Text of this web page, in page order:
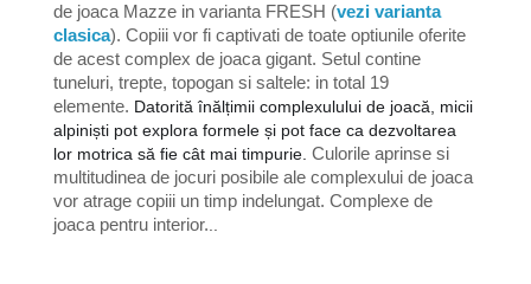
de joaca Mazze in varianta FRESH (vezi varianta
clasica). Copiii vor fi captivati de toate optiunile oferite
de acest complex de joaca gigant. Setul contine
tuneluri, trepte, topogan si saltele: in total 19
elemente. Datorită înălțimii complexulului de joacă, micii
alpiniști pot explora formele și pot face ca dezvoltarea
lor motrica să fie cât mai timpurie. Culorile aprinse si
multitudinea de jocuri posibile ale complexului de joaca
vor atrage copiii un timp indelungat. Complexe de
joaca pentru interior.